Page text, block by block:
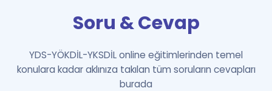
Şifremi Hatırlamıyorum
GİRİŞ YAP
Remzi Hoca ile seni sınava hazırlayacak onlarca eğitim seni
bekliyor!
Çalışma Paketleri
Kitaplar ve Kaynaklar
Soru & Cevap
YDS-YÖKDİL-YKSDİL online eğitimlerinden temel
konulara kadar aklınıza takılan tüm soruların cevapları
burada